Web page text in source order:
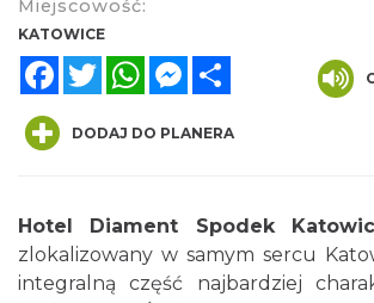
Miejscowość:
KATOWICE
FacebookTwitterWhatsAppMessenger
DODAJ DO PLANERA
Hotel Diament Spodek
zlokalizowany w samym sercu
integralną część najbardziej